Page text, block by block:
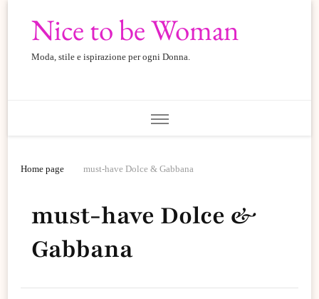
Nice to be Woman
Moda, stile e ispirazione per ogni Donna.
Home page must-have Dolce & Gabbana
must-have Dolce &
Gabbana